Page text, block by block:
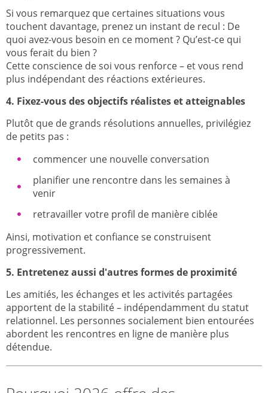
Si vous remarquez que certaines situations vous
touchent davantage, prenez un instant de recul : De
quoi avez-vous besoin en ce moment ? Qu’est-ce qui
vous ferait du bien ?
Cette conscience de soi vous renforce – et vous rend
plus indépendant des réactions extérieures.
4. Fixez-vous des objectifs réalistes et atteignables
Plutôt que de grands résolutions annuelles, privilégiez
de petits pas :
commencer une nouvelle conversation
planifier une rencontre dans les semaines à
venir
retravailler votre profil de manière ciblée
Ainsi, motivation et confiance se construisent
progressivement.
5. Entretenez aussi d'autres formes de proximité
Les amitiés, les échanges et les activités partagées
apportent de la stabilité – indépendamment du statut
relationnel. Les personnes socialement bien entourées
abordent les rencontres en ligne de manière plus
détendue.